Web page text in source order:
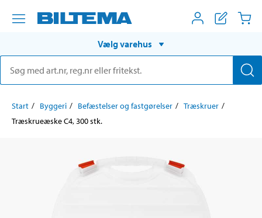
Vælg varehus
Start Byggeri Befæstelser og fastgørelser
Træskruer
Træskrueæske C4, 300 stk.